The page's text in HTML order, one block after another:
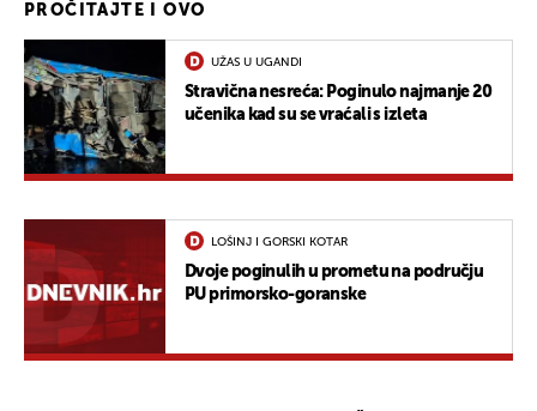
PROČITAJTE I OVO
UŽAS U UGANDI
Stravična nesreća: Poginulo najmanje 20
učenika kad su se vraćali s izleta
LOŠINJ I GORSKI KOTAR
Dvoje poginulih u prometu na području
PU primorsko-goranske